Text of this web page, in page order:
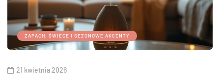
ZAPACH, ŚWIECE I SEZONOWE AKCENTY
21 kwietnia 2026